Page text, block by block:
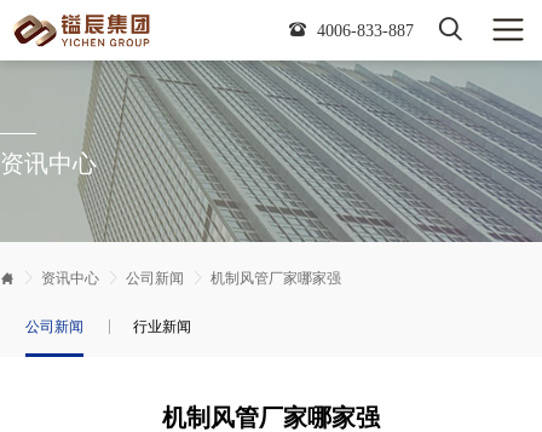

4006-833-887
资讯中心
  资讯中心  公司新闻  机制风管厂家哪家强
公司新闻 行业新闻
机制风管厂家哪家强